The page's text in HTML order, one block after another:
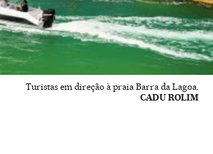
Turistas em direção à praia Barra da Lagoa.
CADU ROLIM